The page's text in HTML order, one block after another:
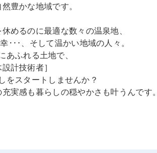
豊かな地域です。
めるのに最適な数々の温泉地、
･･･、そして温かい地域の人々。
あふれる土地で、
設計技術者］
をスタートしませんか？
実感も暮らしの穏やかさも叶うんです。